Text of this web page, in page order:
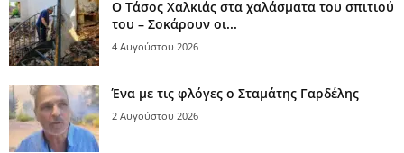
Ο Τάσος Χαλκιάς στα χαλάσματα του σπιτιού
του – Σοκάρουν οι...
4 Αυγούστου 2026
Ένα με τις φλόγες ο Σταμάτης Γαρδέλης
2 Αυγούστου 2026